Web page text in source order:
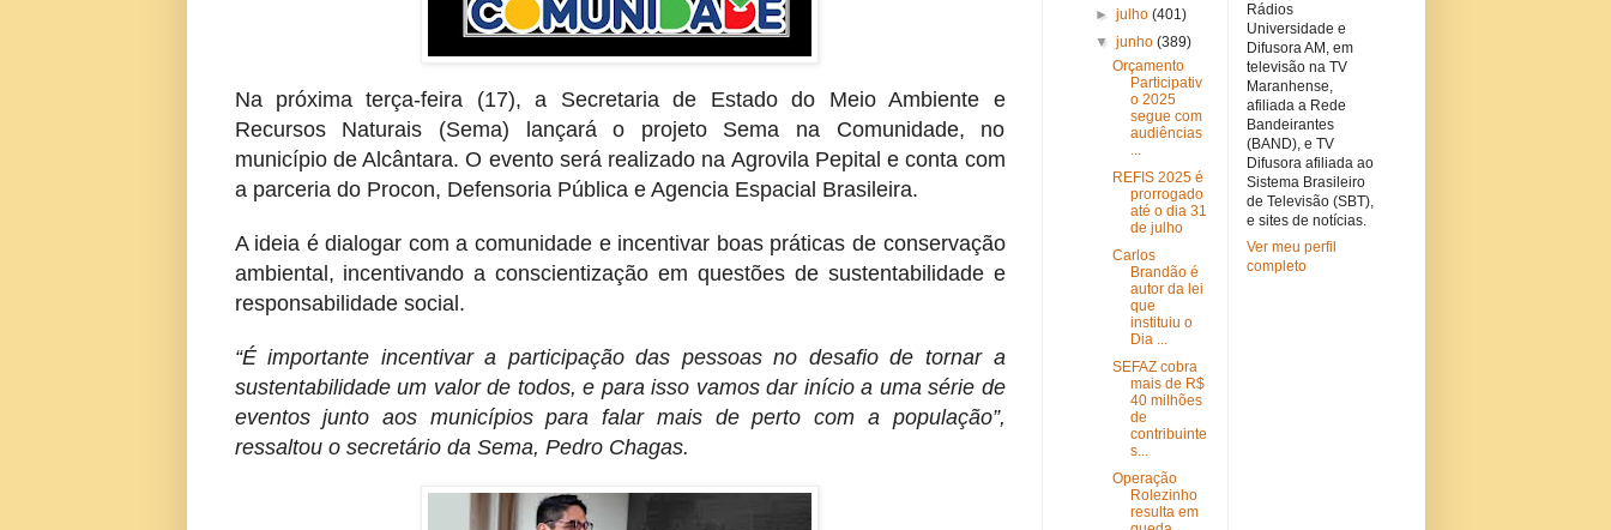
Na próxima terça-feira (17), a Secretaria de Estado do Meio Ambiente e
Recursos Naturais (Sema) lançará o projeto Sema na Comunidade, no
município de Alcântara. O evento será realizado na Agrovila Pepital e conta com
a parceria do Procon, Defensoria Pública e Agencia Espacial Brasileira.
A ideia é dialogar com a comunidade e incentivar boas práticas de conservação
ambiental, incentivando a conscientização em questões de sustentabilidade e
responsabilidade social.
“É importante incentivar a participação das pessoas no desafio de tornar a
sustentabilidade um valor de todos, e para isso vamos dar início a uma série de
eventos junto aos municípios para falar mais de perto com a população”,
ressaltou o secretário da Sema, Pedro Chagas.
► julho (401)
▼ junho (389)
Orçamento
Participativ
o 2025
segue com
audiências
...
REFIS 2025 é
prorrogado
até o dia 31
de julho
Carlos
Brandão é
autor da lei
que
instituiu o
Dia ...
SEFAZ cobra
mais de R$
40 milhões
de
contribuinte
s...
Operação
Rolezinho
resulta em
Rádios
Universidade e
Difusora AM, em
televisão na TV
Maranhense,
afiliada a Rede
Bandeirantes
(BAND), e TV
Difusora afiliada ao
Sistema Brasileiro
de Televisão (SBT),
e sites de notícias.
Ver meu perfil
completo